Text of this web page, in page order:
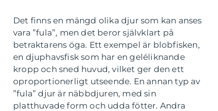
Det finns en mängd olika djur som kan anses
vara ”fula”, men det beror självklart på
betraktarens öga. Ett exempel är blobfisken,
en djuphavsfisk som har en geléliknande
kropp och sned huvud, vilket ger den ett
oproportionerligt utseende. En annan typ av
”fula” djur är näbbdjuren, med sin
platthuvade form och udda fötter. Andra